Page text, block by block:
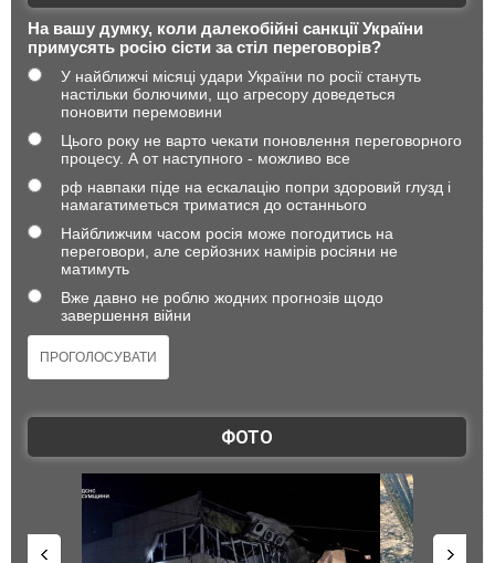
На вашу думку, коли далекобійні санкції України
примусять росію сісти за стіл переговорів?
У найближчі місяці удари України по росії стануть
настільки болючими, що агресору доведеться
поновити перемовини
Цього року не варто чекати поновлення переговорного
процесу. А от наступного - можливо все
рф навпаки піде на ескалацію попри здоровий глузд і
намагатиметься триматися до останнього
Найближчим часом росія може погодитись на
переговори, але серйозних намірів росіяни не
матимуть
Вже давно не роблю жодних прогнозів щодо
завершення війни
ФОТО